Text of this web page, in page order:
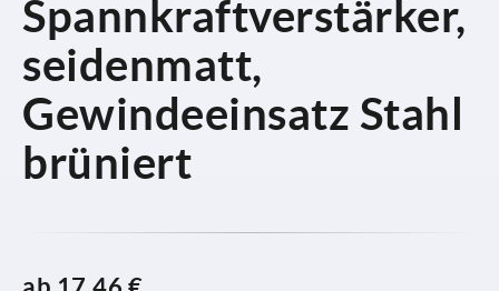
Spannkraftverstärker,
seidenmatt,
Gewindeeinsatz Stahl
brüniert